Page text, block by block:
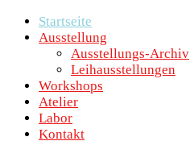
Startseite
Ausstellung
Ausstellungs-Archiv
Leihausstellungen
Workshops
Atelier
Labor
Kontakt